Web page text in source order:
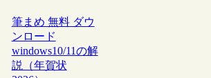
筆まめ 無料 ダウ
ンロード
windows10/11の解
説（年賀状